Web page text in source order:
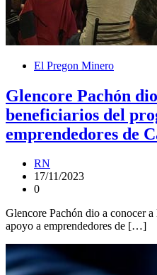
El Pregon Minero
Glencore Pachón
beneficiarios del
emprendedores de
RN
17/11/2023
0
Glencore Pachón dio a conocer
apoyo a emprendedores de […]